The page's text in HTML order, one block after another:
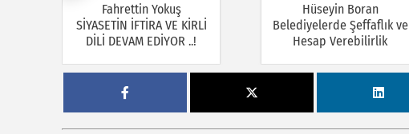
Fahrettin Yokuş
SİYASETİN İFTİRA VE KİRLİ
DİLİ DEVAM EDİYOR ..!
Hüseyin Boran
Belediyelerde Şeffaflık ve
Hesap Verebilirlik